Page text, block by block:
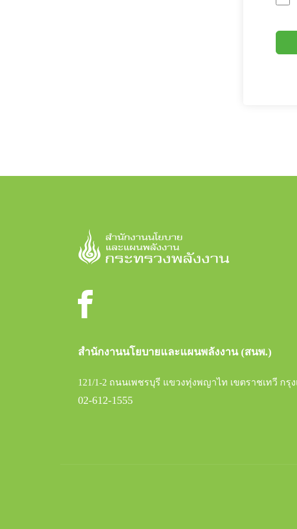
สำนักงานนโยบายและแผนพลังงาน (สนพ.)
121/1-2 ถนนเพชรบุรี แขวงทุ่งพญาไท เขตราชเทวี กรุง
02-612-1555